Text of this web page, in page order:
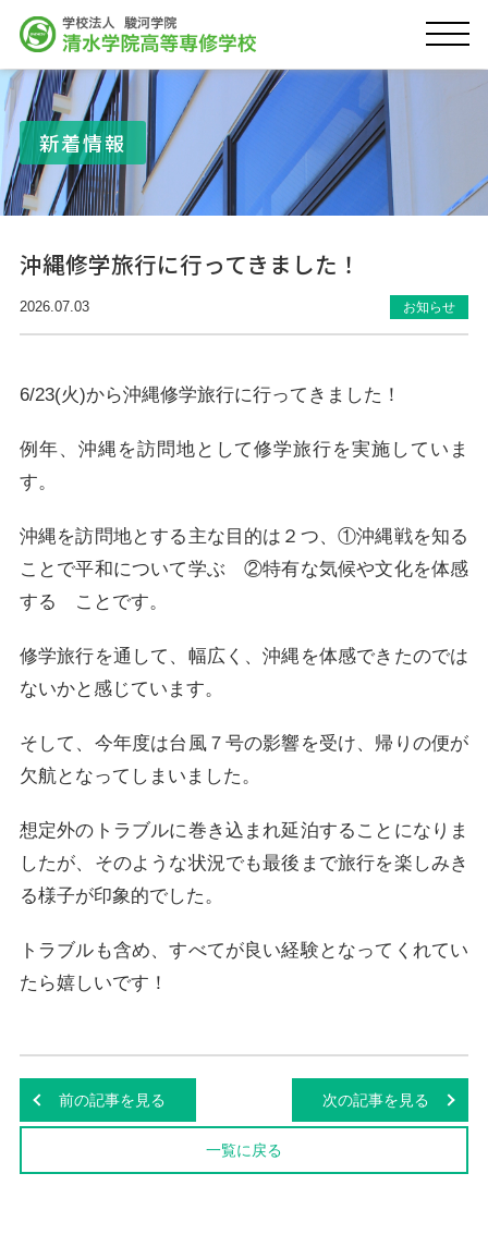
新着情報
沖縄修学旅行に行ってきました！
2026.07.03 お知らせ
6/23(火)から沖縄修学旅行に行ってきました！
例年、沖縄を訪問地として修学旅行を実施していま
す。
沖縄を訪問地とする主な目的は２つ、①沖縄戦を知る
ことで平和について学ぶ ②特有な気候や文化を体感
する ことです。
修学旅行を通して、幅広く、沖縄を体感できたのでは
ないかと感じています。
そして、今年度は台風７号の影響を受け、帰りの便が
欠航となってしまいました。
想定外のトラブルに巻き込まれ延泊することになりま
したが、そのような状況でも最後まで旅行を楽しみき
る様子が印象的でした。
トラブルも含め、すべてが良い経験となってくれてい
たら嬉しいです！
前の記事を見る
一覧に戻る
次の記事を見る